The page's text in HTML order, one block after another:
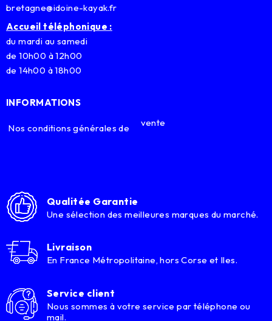
bretagne@idoine-kayak.fr
Accueil téléphonique :
du mardi au samedi
de 10h00 à 12h00
de 14h00 à 18h00
INFORMATIONS
Nos conditions générales de vente
Qualitée Garantie
Une sélection des meilleures marques du marché.
Livraison
En France Métropolitaine, hors Corse et Iles.
Service client
Nous sommes à votre service par téléphone ou
mail.